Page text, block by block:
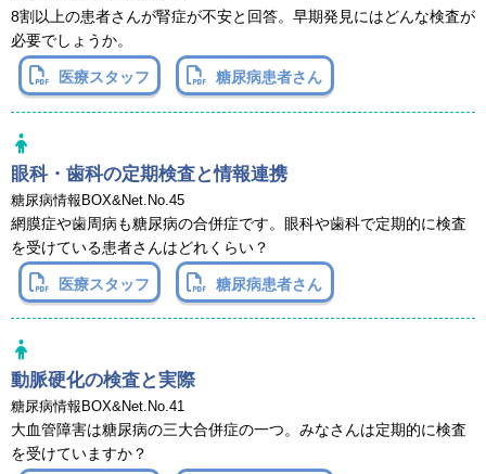
8割以上の患者さんが腎症が不安と回答。早期発見にはどんな検査が
必要でしょうか。
医療スタッフ 糖尿病患者さん
眼科・歯科の定期検査と情報連携
糖尿病情報BOX&Net.No.45
網膜症や歯周病も糖尿病の合併症です。眼科や歯科で定期的に検査
を受けている患者さんはどれくらい？
医療スタッフ 糖尿病患者さん
動脈硬化の検査と実際
糖尿病情報BOX&Net.No.41
大血管障害は糖尿病の三大合併症の一つ。みなさんは定期的に検査
を受けていますか？